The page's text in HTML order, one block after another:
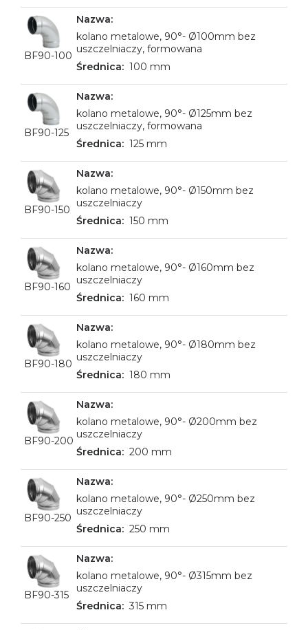
BF90-100
kolano metalowe, 90°- Ø100mm bez
uszczelniaczy, formowana
100 mm
BF90-125
kolano metalowe, 90°- Ø125mm bez
uszczelniaczy, formowana
125 mm
BF90-150
kolano metalowe, 90°- Ø150mm bez
uszczelniaczy
150 mm
BF90-160
kolano metalowe, 90°- Ø160mm bez
uszczelniaczy
160 mm
BF90-180
kolano metalowe, 90°- Ø180mm bez
uszczelniaczy
180 mm
BF90-200
kolano metalowe, 90°- Ø200mm bez
uszczelniaczy
200 mm
BF90-250
kolano metalowe, 90°- Ø250mm bez
uszczelniaczy
250 mm
BF90-315
kolano metalowe, 90°- Ø315mm bez
uszczelniaczy
315 mm